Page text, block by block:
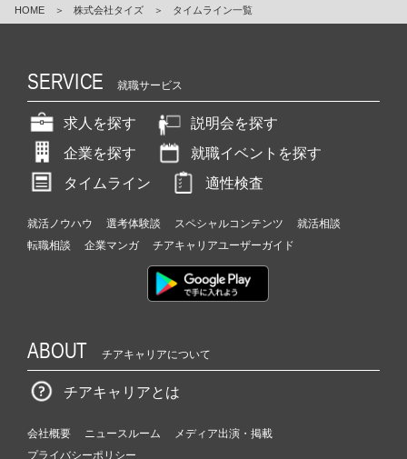
HOME ＞ 株式会社タイズ ＞ タイムライン一覧
SERVICE 就職サービス
求人を探す
説明会を探す
企業を探す
就職イベントを探す
タイムライン
適性検査
就活ノウハウ 選考体験談 スペシャルコンテンツ
就活相談
転職相談
企業マンガ チアキャリアユーザーガイド
ABOUT チアキャリアについて
チアキャリアとは
会社概要 ニュースルーム
メディア出演・掲載
プライバシーポリシー